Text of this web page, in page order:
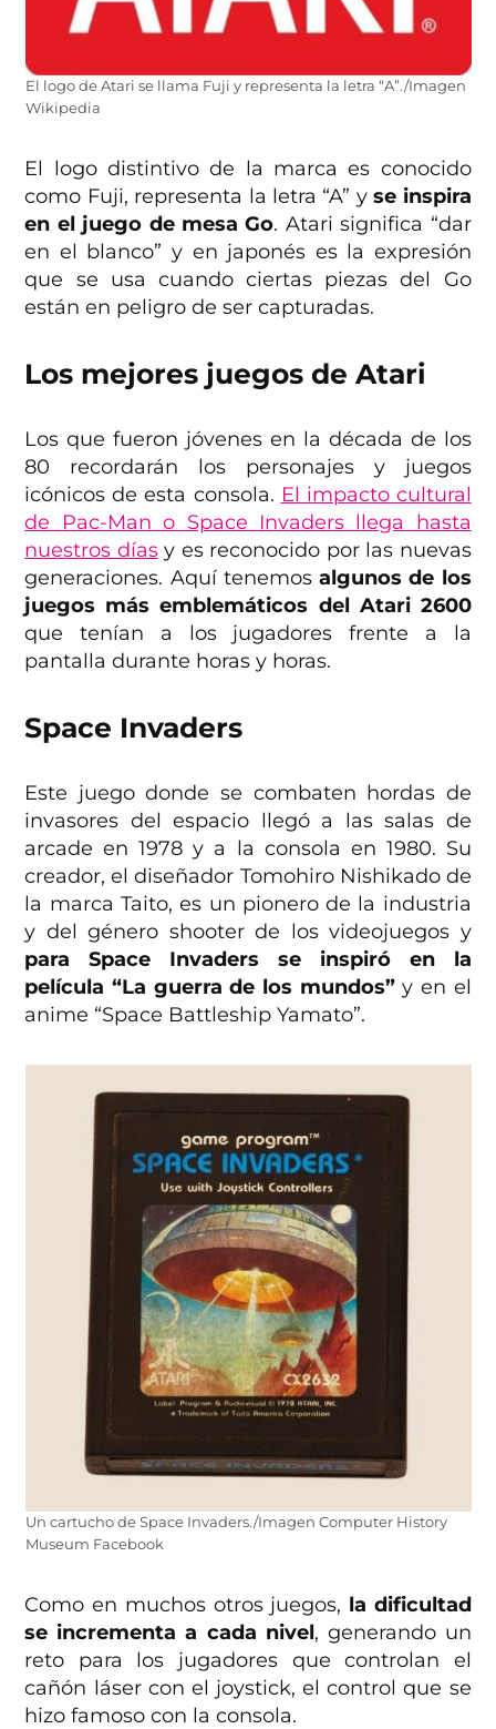
El logo de Atari se llama Fuji y representa la letra “A”./Imagen
Wikipedia
El logo distintivo de la marca es conocido
como Fuji, representa la letra “A” yse inspira
en el juego de mesa Go. Atari significa “dar
en el blanco” y en japonés es la expresión
que se usa cuando ciertas piezas del Go
están en peligro de ser capturadas.
Los mejores juegos de Atari
Los que fueron jóvenes en la década de los
80 recordarán los personajes y juegos
icónicos de esta consola. El impacto cultural
de Pac-Man o Space Invaders llega hasta
nuestros díasy es reconocido por las nuevas
generaciones. Aquí tenemosalgunos de los
juegos más emblemáticos del Atari 2600
que tenían a los jugadores frente a la
pantalla durante horas y horas.
Space Invaders
Este juego donde se combaten hordas de
invasores del espacio llegó a las salas de
arcade en 1978 y a la consola en 1980. Su
creador, el diseñador Tomohiro Nishikado de
la marca Taito, es un pionero de la industria
y del género shooter de los videojuegos y
para Space Invaders se inspiró en la
película “La guerra de los mundos”y en el
anime “Space Battleship Yamato”.
Un cartucho de Space Invaders./Imagen Computer History
Museum Facebook
Como en muchos otros juegos, la dificultad
se incrementa a cada nivel, generando un
reto para los jugadores que controlan el
cañón láser con el joystick, el control que se
hizo famoso con la consola.